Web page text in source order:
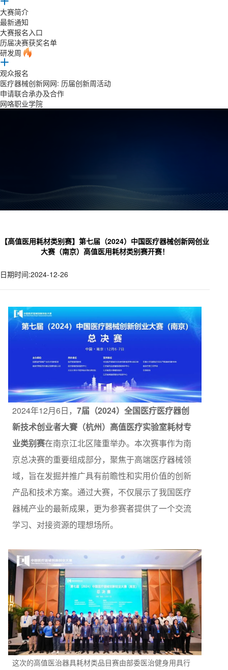
大赛简介
最新通知
大赛报名入口
历届决赛获奖名单
研发周
观众报名
医疗器械创新网网: 历届创新周活动
申请联合承办及合作
网咯职业学院
【高值医用耗材类别赛】第七届（2024）中国医疗器械创新网创业
大赛（南京）高值医用耗材类别赛开赛！
日期时间:2024-12-26
2024年12月6日，7届（2024）全国医疔医疗器创
新技术创业者大賽（杭州）高值医疗实验室耗材专
业类别赛在南京江北区隆重举办。本次赛事作为南
京总决赛的重要组成部分，聚焦于高端医疗器械领
域，旨在发掘并推广具有前瞻性和实用价值的创新
产品和技术方案。通过大赛，不仅展示了我国医疗
器械产业的最新成果，更为参赛者提供了一个交流
学习、对接资源的理想场所。
这次的高值医治器具耗材类品目赛由部委医治健身用具行